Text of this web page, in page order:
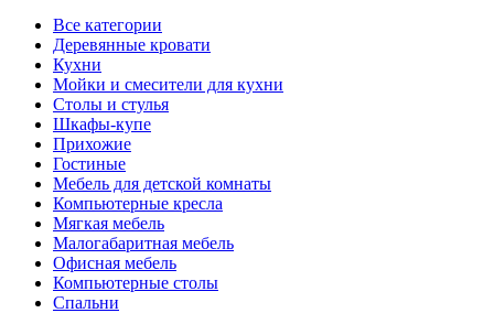
Все категории
Деревянные кровати
Кухни
Мойки и смесители для кухни
Столы и стулья
Шкафы-купе
Прихожие
Гостиные
Мебель для детской комнаты
Компьютерные кресла
Мягкая мебель
Малогабаритная мебель
Офисная мебель
Компьютерные столы
Спальни